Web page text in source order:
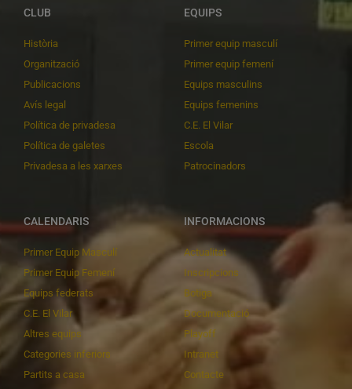
CLUB
Història
Organització
Publicacions
Avís legal
Política de privadesa
Política de galetes
Privadesa a les xarxes
EQUIPS
Primer equip masculí
Primer equip femení
Equips masculins
Equips femenins
C.E. El Vilar
Escola
Patrocinadors
CALENDARIS
Primer Equip Masculí
Primer Equip Femení
Equips federats
C.E. El Vilar
Altres equips
Categories inferiors
Partits a casa
INFORMACIONS
Actualitat
Inscripcions
Botiga
Documentació
Playoff
Intranet
Contacte